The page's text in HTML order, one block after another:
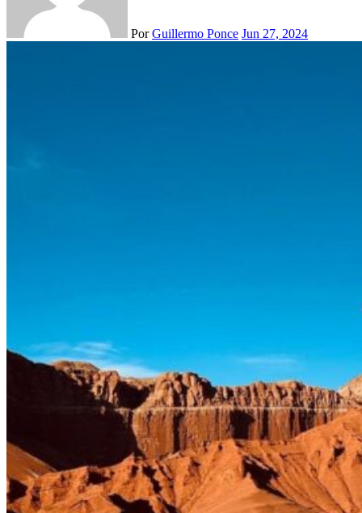
PorGuillermo Ponce Jun 27, 2024